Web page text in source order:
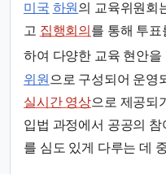
미국 하원 의 교육위원회
고 집행회의 를 통해 투표
하여 다양한 교육 현안을
위원 으로 구성되어 운영
실시간 영상으로 제공되
입법 과정에서 공공의 참
를 심도 있게 다루는 데